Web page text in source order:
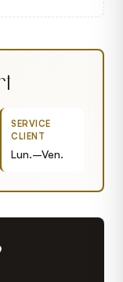
SERVICE
CLIENT
Lun.–Ven.